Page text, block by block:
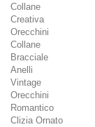
Collane
Creativa
Orecchini
Collane
Bracciale
Anelli
Vintage
Orecchini
Romantico
Clizia Ornato